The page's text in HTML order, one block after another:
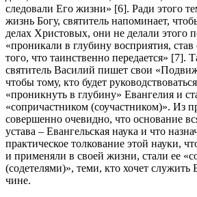
следовали Его жизни» [6]. Ради этого
жизнь Богу, святитель напоминает,
делах Христовых, они не делали этого
«проникали в глубину восприятия,
того, что таинственно передается» [7].
святитель Василий пишет свои
чтобы тому, кто будет
«проникнуть в глубину» Евангелия и
«сопричастником (соучастником)». Из
совершенно очевидно, что основание
устава – Евангельская наука и что
практическое толкование этой науки,
и применяли в своей жизни, стали ее
(содетелями)», теми, кто хочет
чине.